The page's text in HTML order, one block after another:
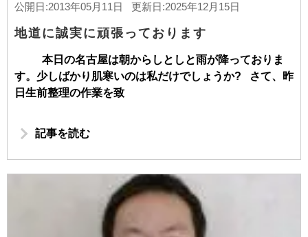
公開日:2013年05月11日 更新日:2025年12月15日
地道に誠実に頑張っております
本日の名古屋は朝からしとしと雨が降っておりま
す。少しばかり肌寒いのは私だけでしょうか? さて、昨
日生前整理の作業を致
記事を読む